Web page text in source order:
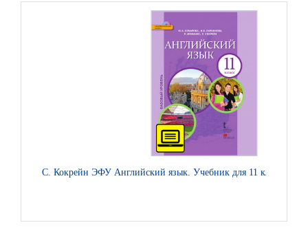
С. Кокрейн ЭФУ Английский язык. Учебник для 11 класса.